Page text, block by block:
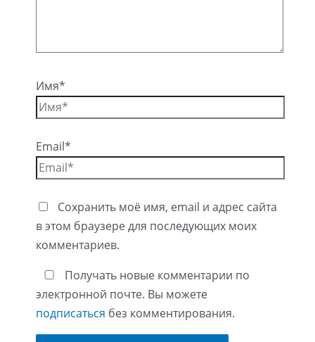
Имя*
Email*
Сохранить моё имя, email и адрес сайта
в этом браузере для последующих моих
комментариев.
Получать новые комментарии по
электронной почте. Вы можете
подписаться без комментирования.